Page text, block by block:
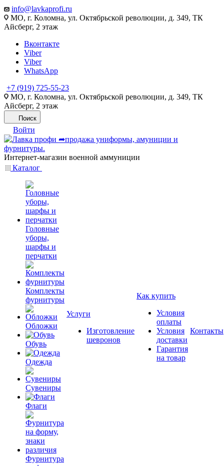
info@lavkaprofi.ru
МО, г. Коломна, ул. Октябрьской революции, д. 349, ТК
Айсберг, 2 этаж
Вконтакте
Viber
Viber
WhatsApp
+7 (919) 725-55-23
МО, г. Коломна, ул. Октябрьской революции, д. 349, ТК
Айсберг, 2 этаж
Поиск
Войти
Интернет-магазин военной аммуниции
Каталог
Головные
уборы,
шарфы и
перчатки
Комплекты
фурнитуры
Обложки
Обувь
Одежда
Сувениры
Флаги
Фурнитура
Услуги
Изготовление
шевронов
Как купить
Условия
оплаты
Условия
доставки
Гарантия
на товар
Контакты